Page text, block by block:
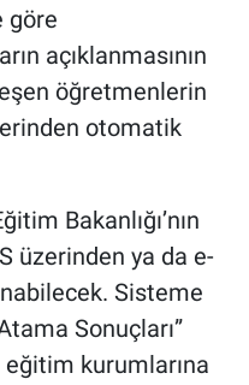
göre
açıklanmasının
öğretmenlerin
otomatik
Bakanlığı’nın
üzerinden ya da e-
Sisteme
Sonuçları”
kurumlarına